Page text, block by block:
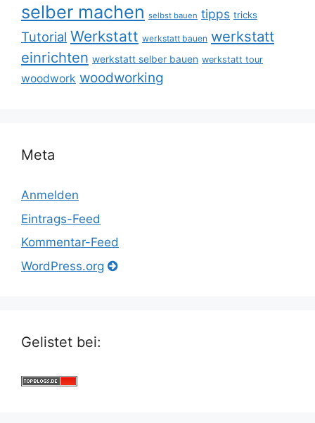
selber machen selbst bauen tipps tricks
Tutorial Werkstatt werkstatt bauen werkstatt
einrichten werkstatt selber bauen werkstatt tour
woodwork woodworking
Meta
Anmelden
Eintrags-Feed
Kommentar-Feed
WordPress.org
Gelistet bei: